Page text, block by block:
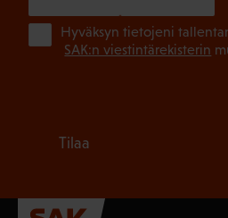
Hyväksyn tietojeni
SAK:n viestintärekisterin
Tilaa